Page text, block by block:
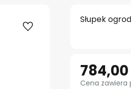
Słupek
784,00
Cena zawiera